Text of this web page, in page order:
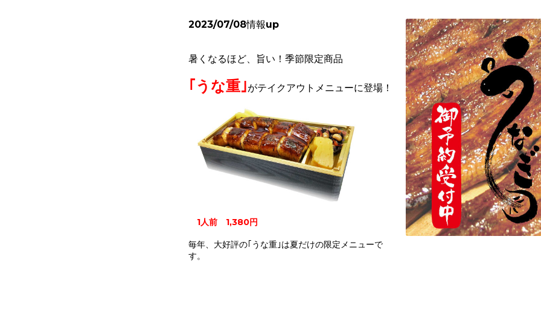
2023/07/08情報up
暑くなるほど、旨い！季節限定商品
｢うな重｣がテイクアウトメニューに登場！
1人前 1,380円
毎年、大好評の｢うな重｣は夏だけの限定メニューで
す。